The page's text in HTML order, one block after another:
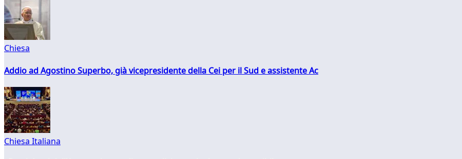
Chiesa
Addio ad Agostino Superbo, già vicepresidente della Cei per il Sud e assistente Ac
Chiesa Italiana